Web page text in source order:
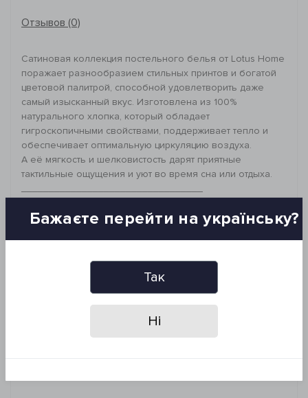
Отзывов (0)
Сатиновая коллекция постельного белья от Lotus Home
поражает разнообразием стильных принтов и богатой
цветовой палитрой, способной удовлетворить даже
самый изысканный вкус. Изготовлена из 100%
натурального хлопка, который обладает
гигроскопичными свойствами, поддерживает тепло и
обеспечивает оптимальную циркуляцию воздуха.
А её мягкость и шелковистость дарят приятные
тактильные ощущения и уют во время сна или отдыха.
Наволочки с ушками: 50*70+5 см - 2 шт
Рекомендации по уходу:
- деликатный режим стирки (не более 40°C)
- гладить при средней температуре
Бажаєте перейти на українську?
Так
Ні